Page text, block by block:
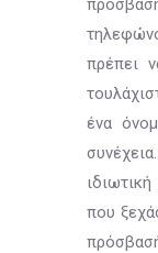
πρέπει
ένα
που